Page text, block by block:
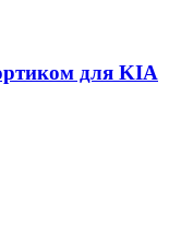
для KIA